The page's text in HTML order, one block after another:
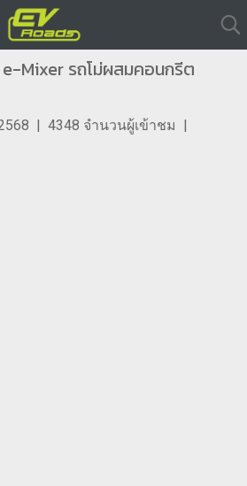
e-Mixer รถโม่ผสมคอนกรีต
| 4348 จำนวนผู้เข้าชม |